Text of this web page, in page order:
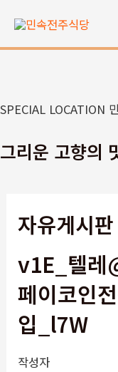
츠
너
기
SPECIAL LOCATION
그리운 고향의
자유게시판
v1E_텔레
페이코인
입_l7W
작성자